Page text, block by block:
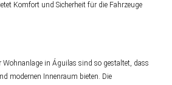
Komfort und Sicherheit für die Fahrzeuge
Wohnanlage in Águilas sind so gestaltet, dass
modernen Innenraum bieten. Die